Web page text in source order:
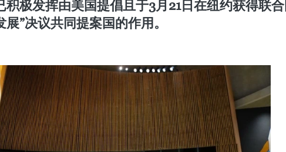
极发挥由美国提倡且于3月21日在纽约获得联
”决议共同提案国的作用。